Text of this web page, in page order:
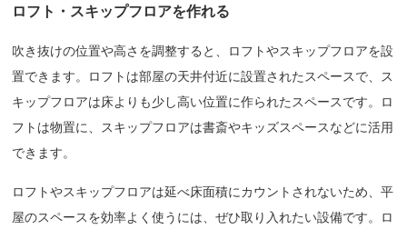
ロフト・スキップフロアを作れる
吹き抜けの位置や高さを調整すると、ロフトやスキップフロアを設
置できます。ロフトは部屋の天井付近に設置されたスペースで、ス
キップフロアは床よりも少し高い位置に作られたスペースです。ロ
フトは物置に、スキップフロアは書斎やキッズスペースなどに活用
できます。
ロフトやスキップフロアは延べ床面積にカウントされないため、平
屋のスペースを効率よく使うには、ぜひ取り入れたい設備です。ロ